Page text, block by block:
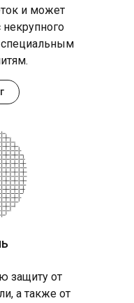
и может
специальным
защиту от
а также от